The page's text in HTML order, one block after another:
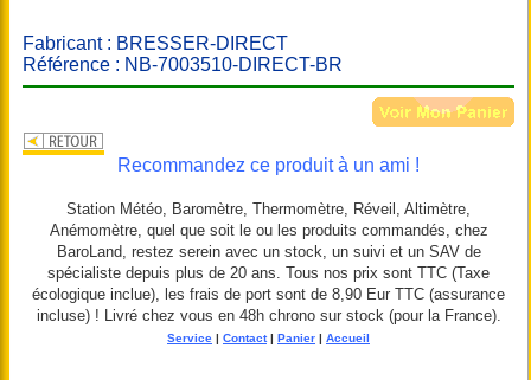
Fabricant : BRESSER-DIRECT
Référence : NB-7003510-DIRECT-BR
Recommandez ce produit à un ami !
Station Météo, Baromètre, Thermomètre, Réveil, Altimètre,
Anémomètre, quel que soit le ou les produits commandés, chez
BaroLand, restez serein avec un stock, un suivi et un SAV de
spécialiste depuis plus de 20 ans. Tous nos prix sont TTC (Taxe
écologique inclue), les frais de port sont de 8,90 Eur TTC (assurance
incluse) ! Livré chez vous en 48h chrono sur stock (pour la France).
Service | Contact| Panier | Accueil